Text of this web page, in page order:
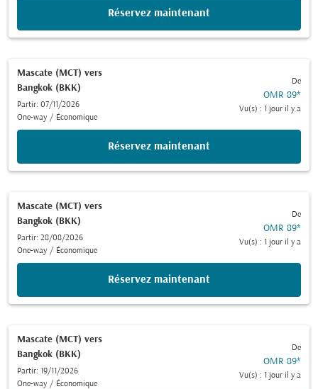
Réservez maintenant
Mascate (MCT) vers
Bangkok (BKK)
Partir: 07/11/2026
One-way / Économique
De
OMR 89*
Vu(s) : 1 jour il y a
Réservez maintenant
Mascate (MCT) vers
Bangkok (BKK)
Partir: 28/08/2026
One-way / Économique
De
OMR 89*
Vu(s) : 1 jour il y a
Réservez maintenant
Mascate (MCT) vers
Bangkok (BKK)
Partir: 19/11/2026
One-way / Économique
De
OMR 89*
Vu(s) : 1 jour il y a